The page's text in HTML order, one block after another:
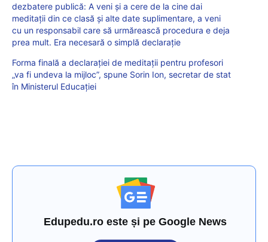
dezbatere publică: A veni și a cere de la cine dai
meditații din ce clasă și alte date suplimentare, a veni
cu un responsabil care să urmărească procedura e deja
prea mult. Era necesară o simplă declarație
Forma finală a declarației de meditații pentru profesori
„va fi undeva la mijloc”, spune Sorin Ion, secretar de stat
în Ministerul Educației
Edupedu.ro este și pe Google News